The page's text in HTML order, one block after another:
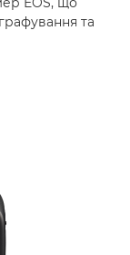
та